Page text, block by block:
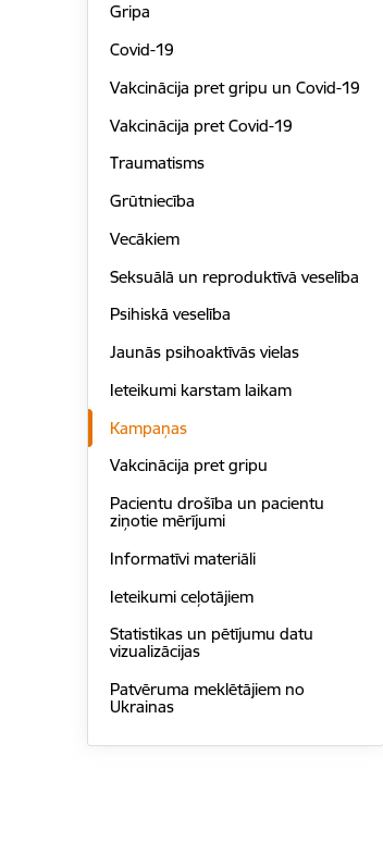
Gripa
Covid-19
Vakcinācija pret gripu un Covid-19
Vakcinācija pret Covid-19
Traumatisms
Grūtniecība
Vecākiem
Seksuālā un reproduktīvā veselība
Psihiskā veselība
Jaunās psihoaktīvās vielas
Ieteikumi karstam laikam
Kampaņas
Vakcinācija pret gripu
Pacientu drošība un pacientu
ziņotie mērījumi
Informatīvi materiāli
Ieteikumi ceļotājiem
Statistikas un pētījumu datu
vizualizācijas
Patvēruma meklētājiem no
Ukrainas